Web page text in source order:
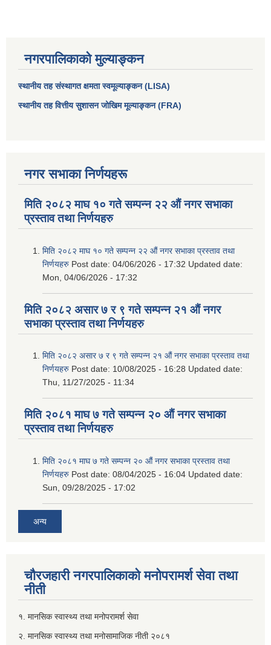
नगरपालिकाको मुल्याङ्कन
स्थानीय तह संस्थागत क्षमता स्वमूल्याङ्कन (LISA)
स्थानीय तह वित्तीय सुशासन जोखिम मूल्याङ्कन (FRA)
नगर सभाका निर्णयहरू
मिति २०८२ माघ १० गते सम्पन्न २२ औं नगर सभाका
प्रस्ताव तथा निर्णयहरु
मिति २०८२ माघ १० गते सम्पन्न २२ औं नगर सभाका प्रस्ताव तथा
निर्णयहरु Post date: 04/06/2026 - 17:32 Updated date:
Mon, 04/06/2026 - 17:32
मिति २०८२ असार ७ र ९ गते सम्पन्न २१ औं नगर
सभाका प्रस्ताव तथा निर्णयहरु
मिति २०८२ असार ७ र ९ गते सम्पन्न २१ औं नगर सभाका प्रस्ताव तथा
निर्णयहरु Post date: 10/08/2025 - 16:28 Updated date:
Thu, 11/27/2025 - 11:34
मिति २०८१ माघ ७ गते सम्पन्न २० औं नगर सभाका
प्रस्ताव तथा निर्णयहरु
मिति २०८१ माघ ७ गते सम्पन्न २० औं नगर सभाका प्रस्ताव तथा
निर्णयहरु Post date: 08/04/2025 - 16:04 Updated date:
Sun, 09/28/2025 - 17:02
अन्य
चौरजहारी नगरपालिकाको मनोपरामर्श सेवा तथा
नीती
१. मानसिक स्वास्थ्य तथा मनोपरामर्श सेवा
२. मानसिक स्वास्थ्य तथा मनोसामाजिक नीती २०८१